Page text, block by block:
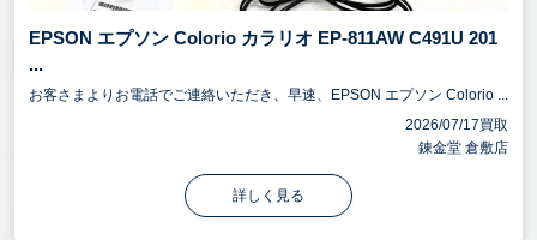
EPSON エプソン Colorio カラリオ EP-811AW C491U 201
...
お客さまよりお電話でご連絡いただき、早速、EPSON エプソン Colorio ...
2026/07/17買取
錬金堂 倉敷店
詳しく見る